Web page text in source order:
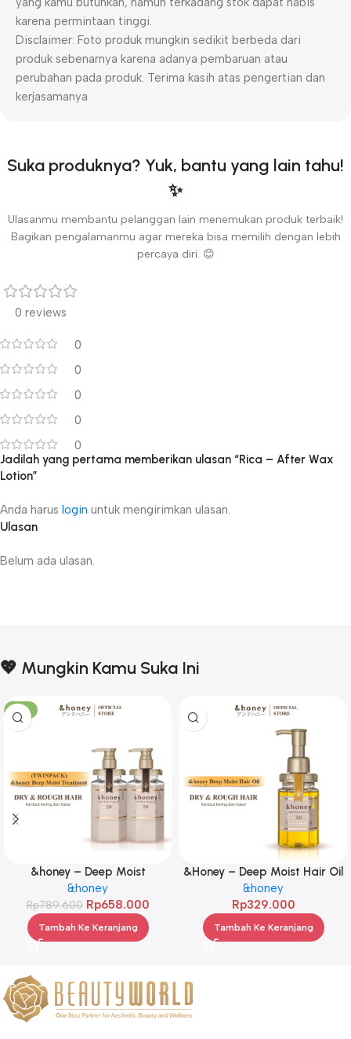
karena permintaan tinggi.
Disclaimer: Foto produk mungkin sedikit berbeda dari
produk sebenarnya karena adanya pembaruan atau
perubahan pada produk. Terima kasih atas pengertian dan
kerjasamanya
Suka produknya? Yuk, bantu yang lain tahu!
✨
Ulasanmu membantu pelanggan lain menemukan produk terbaik!
Bagikan pengalamanmu agar mereka bisa memilih dengan lebih
percaya diri. 😊
0 reviews
0
0
0
0
0
Ulasan
Belum ada ulasan.
Jadilah yang pertama memberikan ulasan “Rica – After Wax
Lotion”
Anda harus login untuk mengirimkan ulasan.
💖 Mungkin Kamu Suka Ini
-17%
&honey – Deep Moist
Treatment 445 g Twinpack
&honey
Rp789.600 Rp658.000
Tambah Ke Keranjang
&Honey – Deep Moist Hair Oil
3.0 100ml
&honey
Rp329.000
Tambah Ke Keranjang